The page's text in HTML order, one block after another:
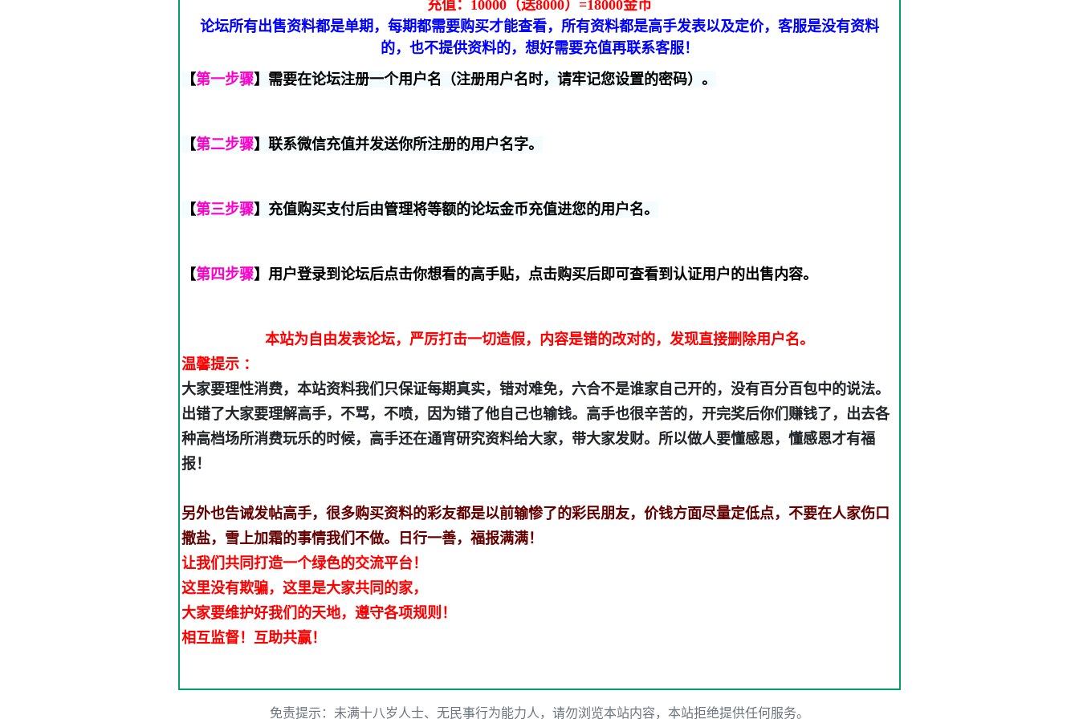
充值：10000（送8000）=18000金币
论坛所有出售资料都是单期，每期都需要购买才能查看，所有资料都是高手发表以及定价，客服是没有资料
的，也不提供资料的，想好需要充值再联系客服！
【第一步骤】需要在论坛注册一个用户名（注册用户名时，请牢记您设置的密码）。
【第二步骤】联系微信充值并发送你所注册的用户名字。
【第三步骤】充值购买支付后由管理将等额的论坛金币充值进您的用户名。
【第四步骤】用户登录到论坛后点击你想看的高手贴，点击购买后即可查看到认证用户的出售内容。
本站为自由发表论坛，严厉打击一切造假，内容是错的改对的，发现直接删除用户名。
温馨提示 ：
大家要理性消费，本站资料我们只保证每期真实，错对难免，六合不是谁家自己开的，没有百分百包中的说法。
出错了大家要理解高手，不骂，不喷，因为错了他自己也输钱。高手也很辛苦的，开完奖后你们赚钱了，出去各
种高档场所消费玩乐的时候，高手还在通宵研究资料给大家，带大家发财。所以做人要懂感恩，懂感恩才有福
报！
另外也告诫发帖高手，很多购买资料的彩友都是以前输惨了的彩民朋友，价钱方面尽量定低点，不要在人家伤口
撒盐，雪上加霜的事情我们不做。日行一善，福报满满！
让我们共同打造一个绿色的交流平台！
这里没有欺骗，这里是大家共同的家，
大家要维护好我们的天地，遵守各项规则！
相互监督！互助共赢！
免责提示：未满十八岁人士、无民事行为能力人，请勿浏览本站内容，本站拒绝提供任何服务。